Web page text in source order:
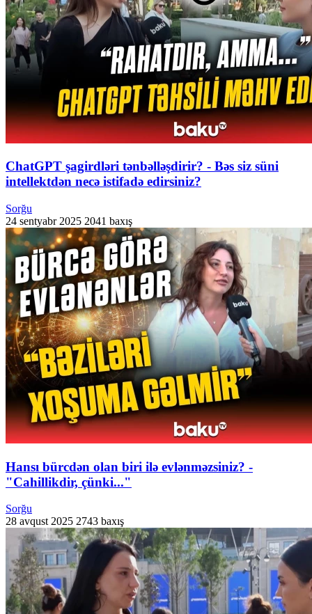
ChatGPT şagirdləri tənbəlləşdirir? - Bəs siz süni
intellektdən necə istifadə edirsiniz?
Sorğu
24 sentyabr 2025 2041 baxış
Hansı bürcdən olan biri ilə evlənməzsiniz? -
"Cahillikdir, çünki..."
Sorğu
28 avqust 2025 2743 baxış